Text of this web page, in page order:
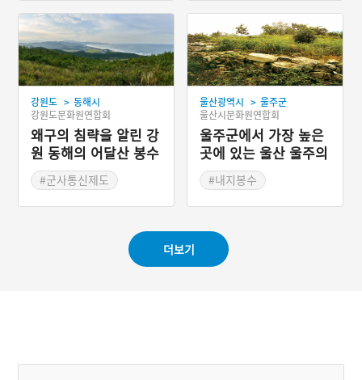
#경기도 봉수
#경상남도 봉수
강원도 > 동해시
강원도문화원연합회
왜구의 침략을 알린 강
원 동해의 어달산 봉수
대#군사통신제도
울산광역시 > 울주군
울산시문화원연합회
울주군에서 가장 높은
곳에 있는 울산 울주의
부로산 봉수대
#내지봉수
더보기